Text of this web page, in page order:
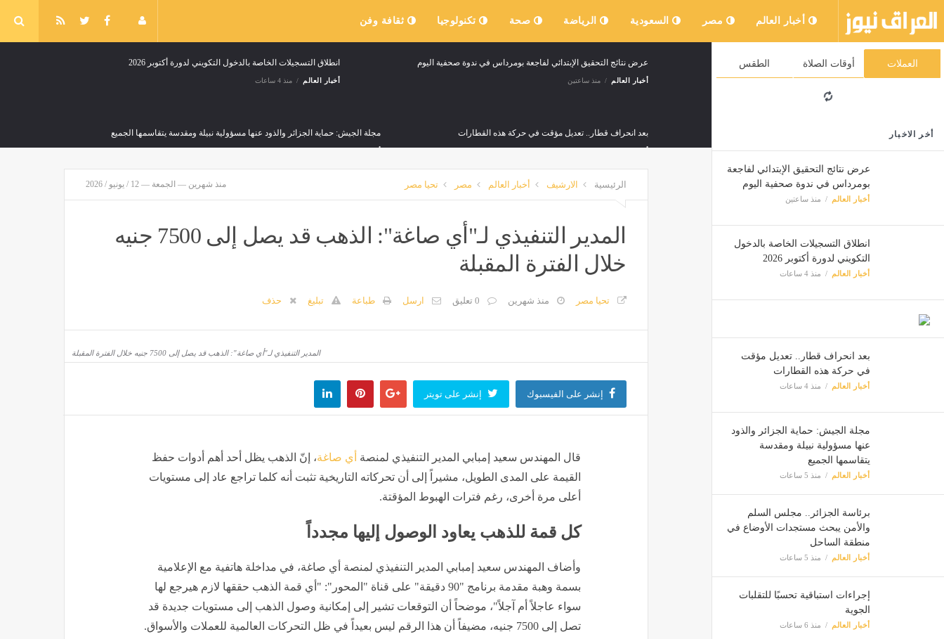
أخبار العالم مصر السعودية الرياضة صحة تكنولوجيا ثقافة وفن
العملات أوقات الصلاة الطقس
أخر الاخبار
عرض نتائج التحقيق الإبتدائي لفاجعة
بومرداس في ندوة صحفية اليوم
أخبار العالم منذ ساعتين
انطلاق التسجيلات الخاصة بالدخول
التكويني لدورة أكتوبر 2026
أخبار العالم منذ 4 ساعات
بعد انحراف قطار.. تعديل مؤقت
في حركة هذه القطارات
أخبار العالم منذ 4 ساعات
مجلة الجيش: حماية الجزائر والذود
عنها مسؤولية نبيلة ومقدسة
يتقاسمها الجميع
أخبار العالم منذ 5 ساعات
برئاسة الجزائر.. مجلس السلم
والأمن يبحث مستجدات الأوضاع في
منطقة الساحل
أخبار العالم منذ 5 ساعات
إجراءات استباقية تحسبًا للتقلبات
الجوية
أخبار العالم منذ 6 ساعات
عرض نتائج التحقيق الإبتدائي لفاجعة بومرداس في ندوة صحفية اليوم
أخبار العالم منذ ساعتين
انطلاق التسجيلات الخاصة بالدخول التكويني لدورة أكتوبر 2026
أخبار العالم منذ 4 ساعات
بعد انحراف قطار.. تعديل مؤقت في حركة هذه القطارات مجلة الجيش: حماية الجزائر والذود عنها مسؤولية نبيلة ومقدسة يتقاسمها الجميع
برئاسة الجزائر.. مجلس السلم والأمن يبحث مستجدات الأوضاع في منطقة الساحل إجراءات استباقية تحسبًا للتقلبات الجوية
أخبار العالم منذ 8 ساعات أخبار العالم منذ 8 ساعات
الرئيسية الارشيف أخبار العالم مصر تحيا مصر منذ شهرين — الجمعة — 12 / يونيو / 2026
المدير التنفيذي لـ"أي صاغة": الذهب قد يصل إلى 7500 جنيه
خلال الفترة المقبلة
تحيا مصر منذ شهرين 0 تعليق ارسل طباعة تبليغ حذف
المدير التنفيذي لـ"أي صاغة": الذهب قد يصل إلى 7500 جنيه خلال الفترة المقبلة
إنشر على الفيسبوك إنشر على تويتر
قال المهندس سعيد إمبابي المدير التنفيذي لمنصة أي صاغة، إنّ الذهب يظل أحد أهم أدوات حفظ
القيمة على المدى الطويل، مشيراً إلى أن تحركاته التاريخية تثبت أنه كلما تراجع عاد إلى مستويات
أعلى مرة أخرى، رغم فترات الهبوط المؤقتة.
كل قمة للذهب يعاود الوصول إليها مجدداً
وأضاف المهندس سعيد إمبابي المدير التنفيذي لمنصة أي صاغة، في مداخلة هاتفية مع الإعلامية
بسمة وهبة مقدمة برنامج "90 دقيقة" على قناة "المحور": "أي قمة الذهب حققها لازم هيرجع لها
سواء عاجلاً أم آجلاً"، موضحاً أن التوقعات تشير إلى إمكانية وصول الذهب إلى مستويات جديدة قد
تصل إلى 7500 جنيه، مضيفاً أن هذا الرقم ليس بعيداً في ظل التحركات العالمية للعملات والأسواق.